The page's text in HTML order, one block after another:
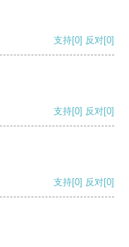
支持[0] 反对[0]
支持[0] 反对[0]
支持[0] 反对[0]